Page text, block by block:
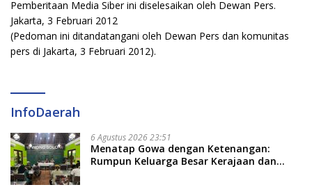
Pemberitaan Media Siber ini diselesaikan oleh Dewan Pers.
Jakarta, 3 Februari 2012
(Pedoman ini ditandatangani oleh Dewan Pers dan komunitas
pers di Jakarta, 3 Februari 2012).
InfoDaerah
6 Agustus 2026 23:51
Menatap Gowa dengan Ketenangan:
Rumpun Keluarga Besar Kerajaan dan